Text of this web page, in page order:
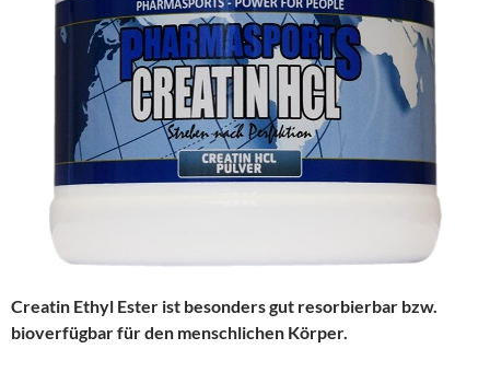
Creatin Ethyl Ester ist besonders gut resorbierbar bzw.
bioverfügbar für den menschlichen Körper.